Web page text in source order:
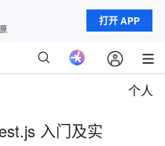
打开 APP
个人
入门及实